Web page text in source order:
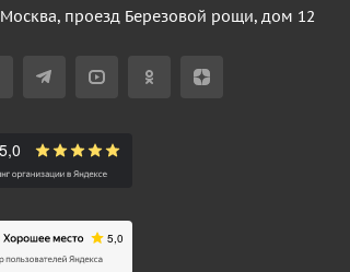
Москва, проезд Березовой рощи, дом 12